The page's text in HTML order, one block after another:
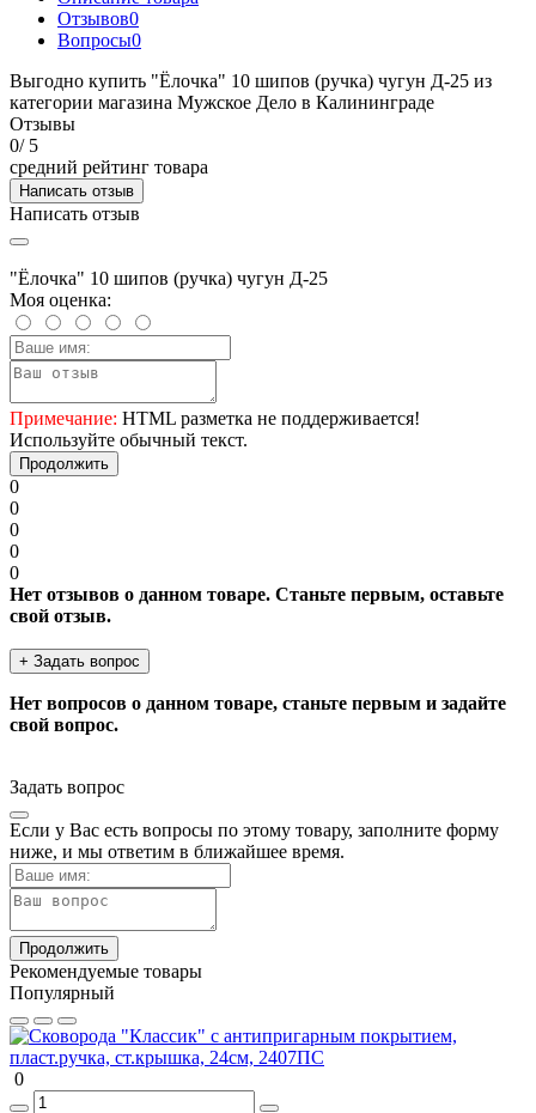
Отзывов0
Вопросы0
Выгодно купить "Ёлочка" 10 шипов (ручка) чугун Д-25 из
категории магазина Мужское Дело в Калининграде
Отзывы
0/ 5
средний рейтинг товара
Написать отзыв
Написать отзыв
"Ёлочка" 10 шипов (ручка) чугун Д-25
Моя оценка:
Примечание: HTML разметка не поддерживается!
Используйте обычный текст.
Продолжить
0
0
0
0
0
Нет отзывов о данном товаре. Станьте первым, оставьте
свой отзыв.
+ Задать вопрос
Нет вопросов о данном товаре, станьте первым и задайте
свой вопрос.
Задать вопрос
Если у Вас есть вопросы по этому товару, заполните форму
ниже, и мы ответим в ближайшее время.
Продолжить
Рекомендуемые товары
Популярный
0